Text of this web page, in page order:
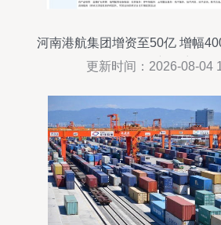
河南港航集团增资至50亿 增幅
新篇章
更新时间：2026-08-04